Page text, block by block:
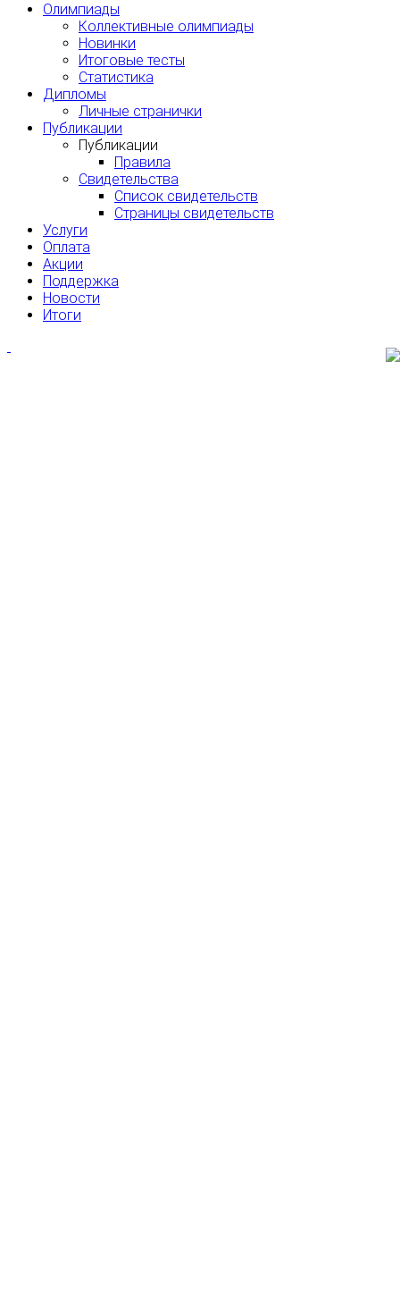
Олимпиады
Коллективные олимпиады
Новинки
Итоговые тесты
Статистика
Дипломы
Личные странички
Публикации
Публикации
Правила
Свидетельства
Список свидетельств
Страницы свидетельств
Услуги
Оплата
Акции
Поддержка
Новости
Итоги